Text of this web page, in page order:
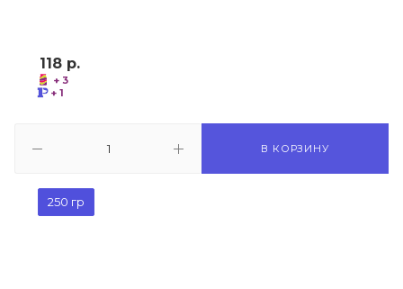
118 р.
+ 3
+ 1
В КОРЗИНУ
250 гр